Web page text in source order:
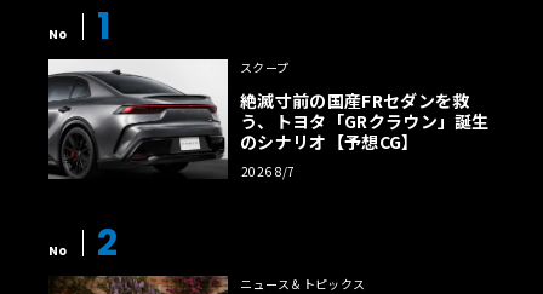
No 1
スクープ
絶滅寸前の国産FRセダンを救
う、トヨタ「GRクラウン」誕生
のシナリオ【予想CG】
2026 8/7
No 2
ニュース＆トピックス